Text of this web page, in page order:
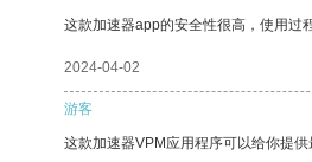
这款加速器app的安全性很高，使用过
2024-04-02
游客
这款加速器VPM应用程序可以给你提供